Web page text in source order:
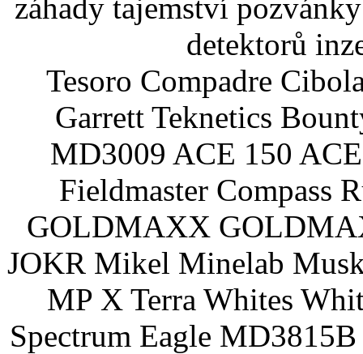
záhady tajemství
detektorů
Tesoro Compadre
Garrett Teknetics
MD3009 ACE 150
Fieldmaster Compass
GOLDMAXX
JOKR Mikel Minelab
MP X Terra Whites
Spectrum Eagle